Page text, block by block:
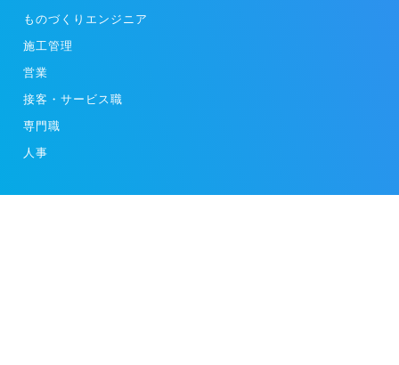
ものづくりエンジニア
施工管理
営業
接客・サービス職
専門職
人事